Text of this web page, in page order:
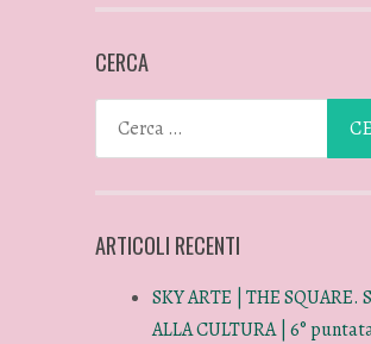
CERCA
ARTICOLI RECENTI
SKY ARTE | THE SQUARE.
ALLA CULTURA | 6°